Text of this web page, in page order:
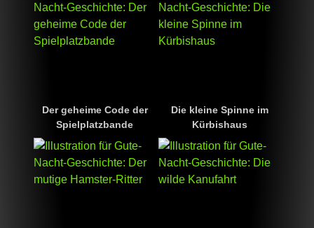
Der geheime Code der
Spielplatzbande
Die kleine Spinne im
Kürbishaus